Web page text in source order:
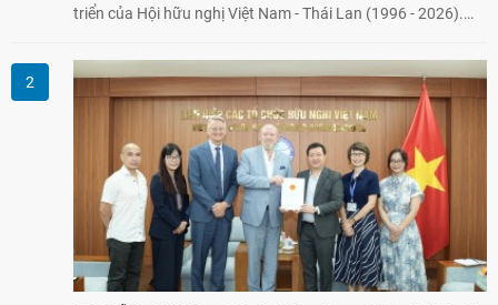
triển của Hội hữu nghị Việt Nam - Thái Lan (1996 - 2026).
tình hữu nghị, đồng thời từng bước mở rộng hoạt động từ
giao lưu truyền thống sang kết nối địa phương, doanh
nghiệp, giáo dục, văn hóa và thế hệ trẻ, góp phần tăng
cường sự hiểu biết và hợp tác giữa nhân dân hai nước.